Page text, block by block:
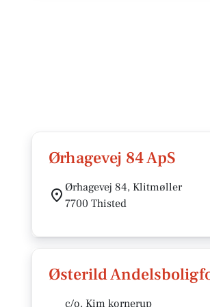
Ørhagevej 84 ApS
Ørhagevej 84, Klitmøller
7700 Thisted
Østerild
c/o. Kim kornerup